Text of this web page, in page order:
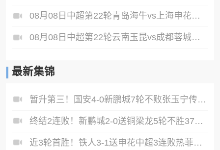
08月08日中超第22轮青岛海牛vs上海申花全场录像
08月08日中超第22轮云南玉昆vs成都蓉城全场录像
最新集锦
暂升第三！国安4-0新鹏城7轮不败张玉宁传射达万双响法比奥破门
终结2连败！新鹏城2-0送铜梁龙5轮不胜37岁姜至鹏破门韦斯利建功
近3轮首胜！铁人3-1送申花中超3连败热菲尼奥双响邦本宜裕传射